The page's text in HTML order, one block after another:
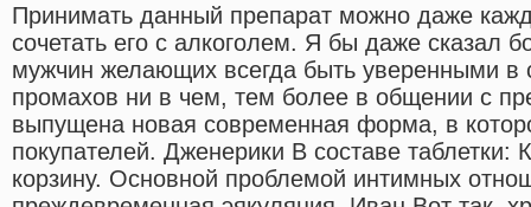
Принимать данный препарат можно даже
сочетать его с алкоголем. Я бы даже сказал
мужчин желающих всегда быть уверенными в
промахов ни в чем, тем более в общении с
выпущена новая современная форма, в
покупателей. Дженерики В составе таблетки:
корзину. Основной проблемой интимных